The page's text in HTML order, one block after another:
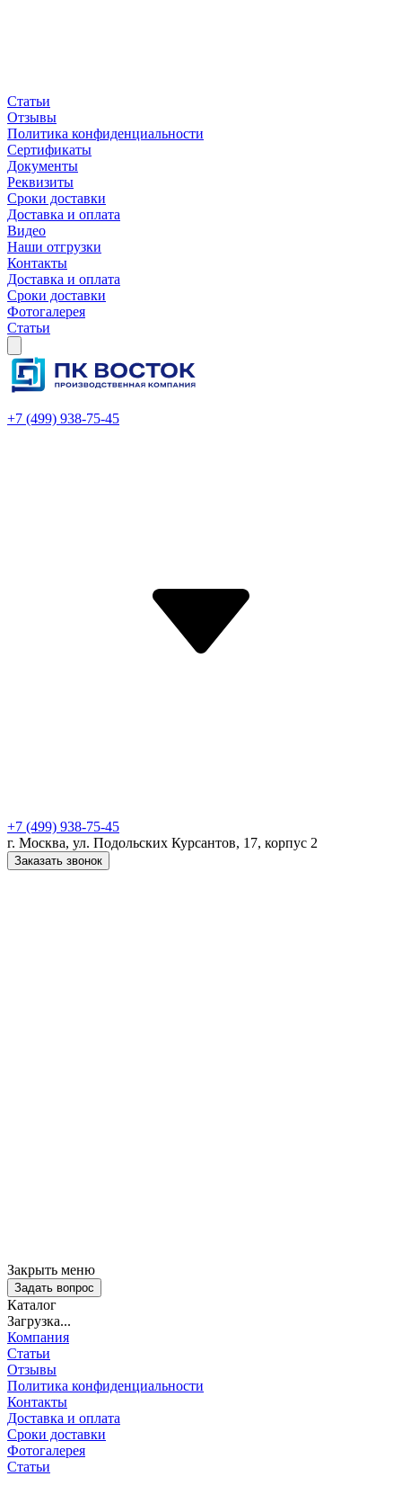
Статьи
Отзывы
Политика конфиденциальности
Сертификаты
Документы
Реквизиты
Сроки доставки
Доставка и оплата
Видео
Наши отгрузки
Контакты
Доставка и оплата
Сроки доставки
Фотогалерея
Статьи
+7 (499) 938-75-45
+7 (499) 938-75-45
г. Москва, ул. Подольских Курсантов, 17, корпус 2
Заказать звонок
Закрыть меню
Задать вопрос
Каталог
Загрузка...
Компания
Статьи
Отзывы
Политика конфиденциальности
Контакты
Доставка и оплата
Сроки доставки
Фотогалерея
Статьи